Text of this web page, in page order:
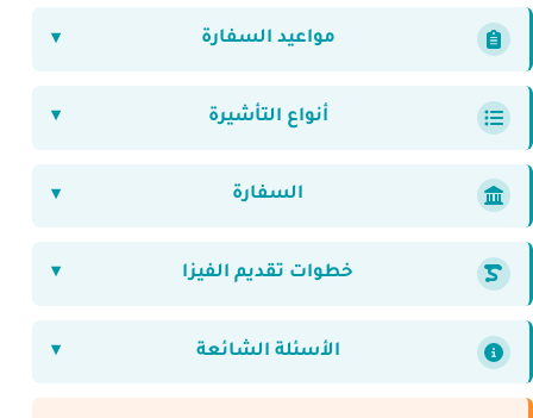
مواعيد السفارة
أنواع التأشيرة
السفارة
خطوات تقديم الفيزا
الأسئلة الشائعة